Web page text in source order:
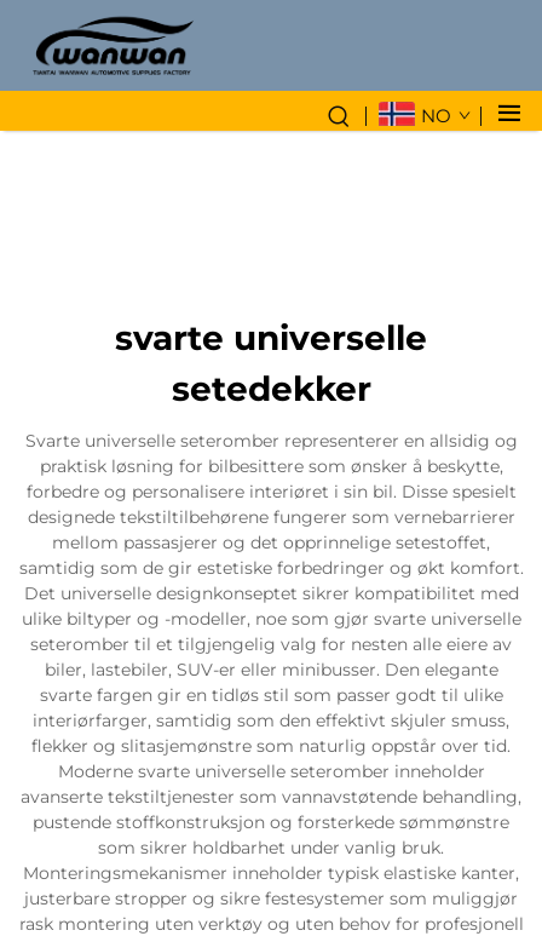
NO
svarte universelle
setedekker
Svarte universelle seteromber representerer en allsidig og
praktisk løsning for bilbesittere som ønsker å beskytte,
forbedre og personalisere interiøret i sin bil. Disse spesielt
designede tekstiltilbehørene fungerer som vernebarrierer
mellom passasjerer og det opprinnelige setestoffet,
samtidig som de gir estetiske forbedringer og økt komfort.
Det universelle designkonseptet sikrer kompatibilitet med
ulike biltyper og -modeller, noe som gjør svarte universelle
seteromber til et tilgjengelig valg for nesten alle eiere av
biler, lastebiler, SUV-er eller minibusser. Den elegante
svarte fargen gir en tidløs stil som passer godt til ulike
interiørfarger, samtidig som den effektivt skjuler smuss,
flekker og slitasjemønstre som naturlig oppstår over tid.
Moderne svarte universelle seteromber inneholder
avanserte tekstiltjenester som vannavstøtende behandling,
pustende stoffkonstruksjon og forsterkede sømmønstre
som sikrer holdbarhet under vanlig bruk.
Monteringsmekanismer inneholder typisk elastiske kanter,
justerbare stropper og sikre festesystemer som muliggjør
rask montering uten verktøy og uten behov for profesjonell